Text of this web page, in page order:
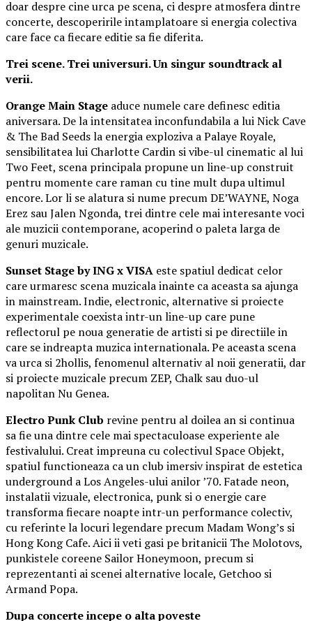
doar despre cine urca pe scena, ci despre atmosfera dintre
concerte, descoperirile intamplatoare si energia colectiva
care face ca fiecare editie sa fie diferita.
Trei scene. Trei universuri. Un singur soundtrack al
verii.
Orange Main Stage aduce numele care definesc editia
aniversara. De la intensitatea inconfundabila a lui Nick Cave
& The Bad Seeds la energia exploziva a Palaye Royale,
sensibilitatea lui Charlotte Cardin si vibe-ul cinematic al lui
Two Feet, scena principala propune un line-up construit
pentru momente care raman cu tine mult dupa ultimul
encore. Lor li se alatura si nume precum DE’WAYNE, Noga
Erez sau Jalen Ngonda, trei dintre cele mai interesante voci
ale muzicii contemporane, acoperind o paleta larga de
genuri muzicale.
Sunset Stage by ING x VISA este spatiul dedicat celor
care urmaresc scena muzicala inainte ca aceasta sa ajunga
in mainstream. Indie, electronic, alternative si proiecte
experimentale coexista intr-un line-up care pune
reflectorul pe noua generatie de artisti si pe directiile in
care se indreapta muzica internationala. Pe aceasta scena
va urca si 2hollis, fenomenul alternativ al noii generatii, dar
si proiecte muzicale precum ZEP, Chalk sau duo-ul
napolitan Nu Genea.
Electro Punk Club revine pentru al doilea an si continua
sa fie una dintre cele mai spectaculoase experiente ale
festivalului. Creat impreuna cu colectivul Space Objekt,
spatiul functioneaza ca un club imersiv inspirat de estetica
underground a Los Angeles-ului anilor ’70. Fatade neon,
instalatii vizuale, electronica, punk si o energie care
transforma fiecare noapte intr-un performance colectiv,
cu referinte la locuri legendare precum Madam Wong’s si
Hong Kong Cafe. Aici ii veti gasi pe britanicii The Molotovs,
punkistele coreene Sailor Honeymoon, precum si
reprezentanti ai scenei alternative locale, Getchoo si
Armand Popa.
Dupa concerte incepe o alta poveste